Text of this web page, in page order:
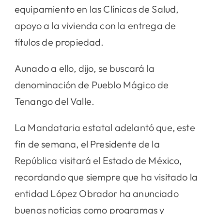
equipamiento en las Clínicas de Salud,
apoyo a la vivienda con la entrega de
títulos de propiedad.
Aunado a ello, dijo, se buscará la
denominación de Pueblo Mágico de
Tenango del Valle.
La Mandataria estatal adelantó que, este
fin de semana, el Presidente de la
República visitará el Estado de México,
recordando que siempre que ha visitado la
entidad López Obrador ha anunciado
buenas noticias como programas y